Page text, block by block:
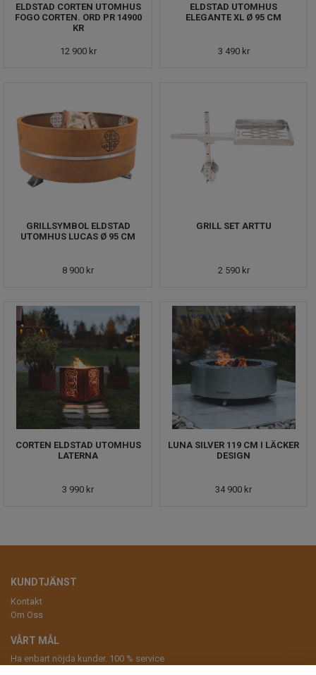
ELDSTAD CORTEN UTOMHUS
FOGO CORTEN. ORD PR 14900
KR
12 900 kr
ELDSTAD UTOMHUS
ELEGANTE XL Ø 95 CM
3 490 kr
GRILLSYMBOL ELDSTAD
UTOMHUS LUCAS Ø 95 CM
8 900 kr
GRILL SET ARTTU
2 590 kr
CORTEN ELDSTAD UTOMHUS
LATERNA
3 990 kr
LUNA SILVER 119 CM I LÄCKER
DESIGN
34 900 kr
KUNDTJÄNST
Kontakt
Om Oss
VÅRT MÅL
Ha enbart nöjda kunder. 100 % service